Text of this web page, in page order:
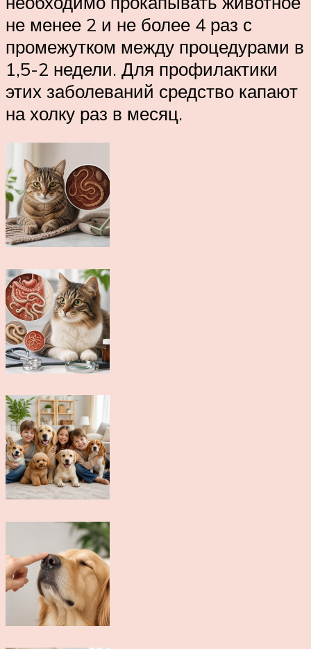
не менее 2 и не более 4 раз с
промежутком между процедурами в
1,5-2 недели. Для профилактики
этих заболеваний средство капают
на холку раз в месяц.